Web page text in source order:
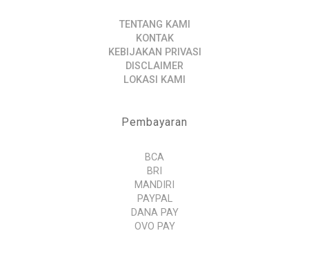
TENTANG KAMI
KONTAK
KEBIJAKAN PRIVASI
DISCLAIMER
LOKASI KAMI
Pembayaran
BCA
BRI
MANDIRI
PAYPAL
DANA PAY
OVO PAY